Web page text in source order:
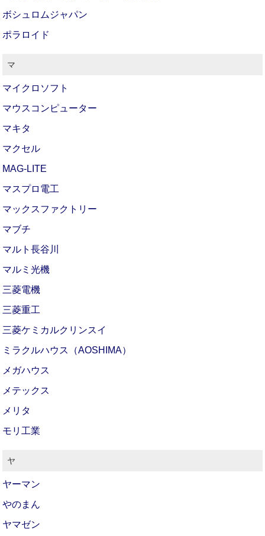
ボシュロムジャパン
ポラロイド
マ
マイクロソフト
マウスコンピューター
マキタ
マクセル
MAG-LITE
マスプロ電工
マックスファクトリー
マブチ
マルト長谷川
マルミ光機
三菱電機
三菱重工
三菱ケミカルクリンスイ
ミラクルハウス（AOSHIMA）
メガハウス
メテックス
メリタ
モリ工業
ヤ
ヤーマン
やのまん
ヤマゼン